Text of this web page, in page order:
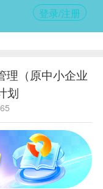
登录/注册
理（原中小企业
划